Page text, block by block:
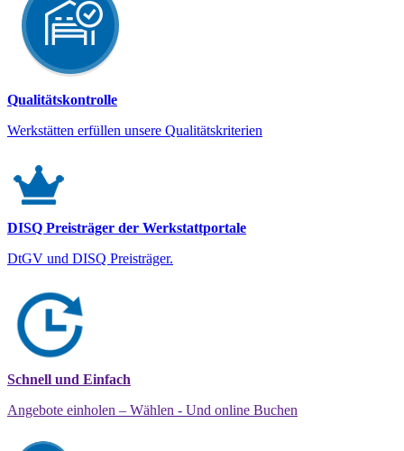
Qualitätskontrolle
Werkstätten erfüllen unsere Qualitätskriterien
DISQ Preisträger der Werkstattportale
DtGV und DISQ Preisträger.
Schnell und Einfach
Angebote einholen – Wählen - Und online Buchen